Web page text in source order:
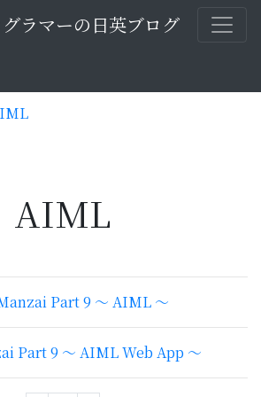
ラマーの日英ブログ
AIML
Part 9 〜 AIML 〜
Part 9 〜 AIML Web App 〜